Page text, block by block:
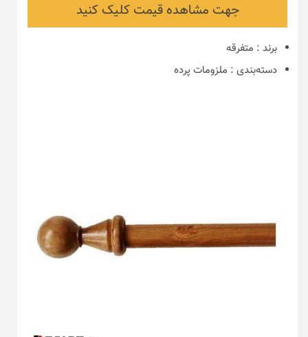
جهت مشاهده قیمت کلیک کنید
برند : متفرقه
دسته‌بندی : ملزومات پرده